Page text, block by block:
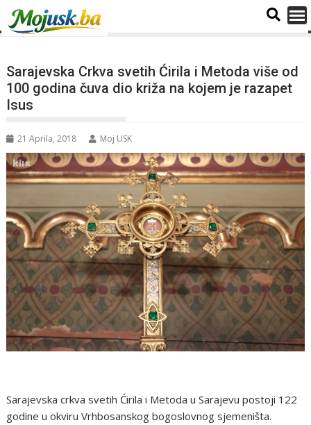
Sarajevska Crkva svetih Ćirila i Metoda više od
100 godina čuva dio križa na kojem je razapet
Isus
21 Aprila, 2018 Moj USK
Sarajevska crkva svetih Ćirila i Metoda u Sarajevu postoji 122
godine u okviru Vrhbosanskog bogoslovnog sjemeništa.